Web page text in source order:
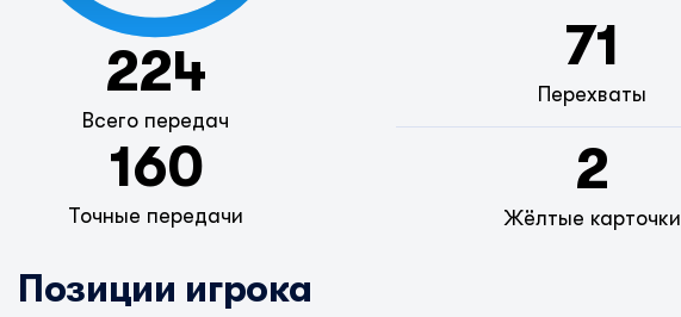
224
Всего передач
160
Точные передачи
71
Перехваты
2
Жёлтые карточки
Позиции игрока